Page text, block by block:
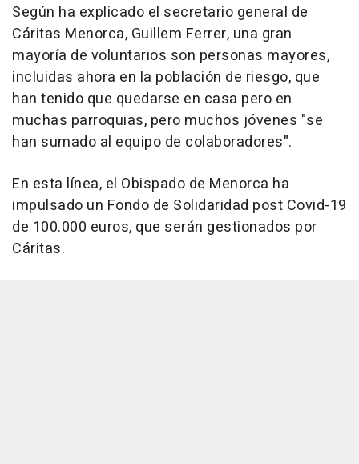
Según ha explicado el secretario general de
Cáritas Menorca, Guillem Ferrer, una gran
mayoría de voluntarios son personas mayores,
incluidas ahora en la población de riesgo, que
han tenido que quedarse en casa pero en
muchas parroquias, pero muchos jóvenes "se
han sumado al equipo de colaboradores".
En esta línea, el Obispado de Menorca ha
impulsado un Fondo de Solidaridad post Covid-19
de 100.000 euros, que serán gestionados por
Cáritas.